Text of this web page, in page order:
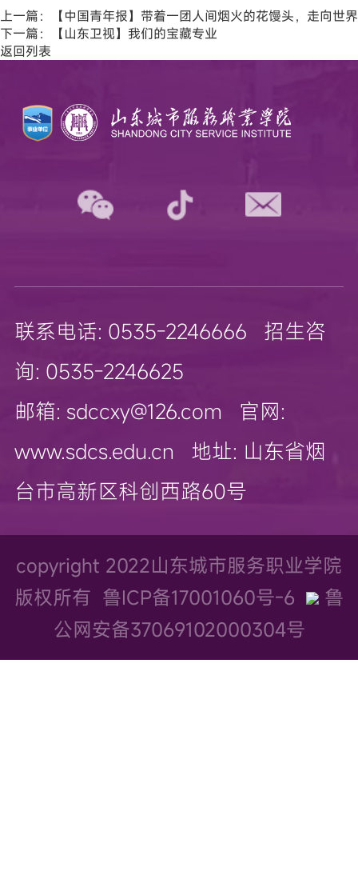
上一篇：
【中国青年报】带着一团人间烟火的花馒头，走向世界
下一篇：
【山东卫视】我们的宝藏专业
返回列表
联系电话: 0535-2246666 招生咨
询: 0535-2246625
邮箱: sdccxy@126.com 官网:
www.sdcs.edu.cn 地址: 山东省烟
台市高新区科创西路60号
copyright 2022山东城市服务职业学院
版权所有 鲁ICP备17001060号-6
鲁
公网安备37069102000304号